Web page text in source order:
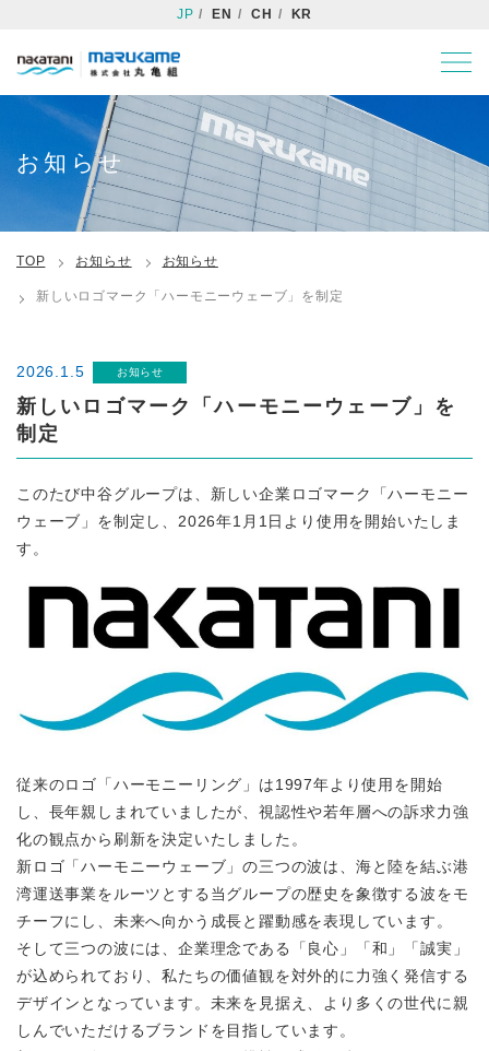
JP EN CH KR
お知らせ
TOP お知らせ お知らせ
新しいロゴマーク「ハーモニーウェーブ」を制定
2026.1.5 お知らせ
新しいロゴマーク「ハーモニーウェーブ」を
制定
このたび中谷グループは、新しい企業ロゴマーク「ハーモニー
ウェーブ」を制定し、2026年1月1日より使用を開始いたしま
す。
従来のロゴ「ハーモニーリング」は1997年より使用を開始
し、長年親しまれていましたが、視認性や若年層への訴求力強
化の観点から刷新を決定いたしました。
新ロゴ「ハーモニーウェーブ」の三つの波は、海と陸を結ぶ港
湾運送事業をルーツとする当グループの歴史を象徴する波をモ
チーフにし、未来へ向かう成長と躍動感を表現しています。
そして三つの波には、企業理念である「良心」「和」「誠実」
が込められており、私たちの価値観を対外的に力強く発信する
デザインとなっています。未来を見据え、より多くの世代に親
しんでいただけるブランドを目指しています。